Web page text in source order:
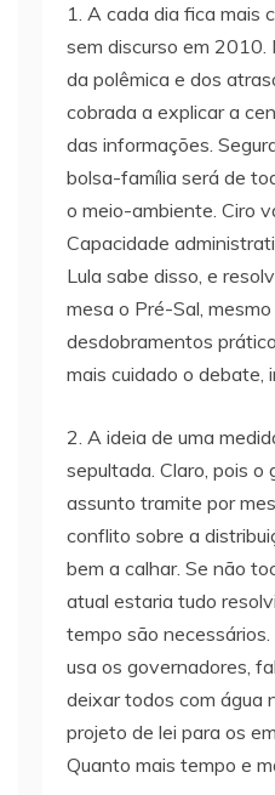
1. A cada dia fica mais
sem discurso em 2010.
da polêmica e dos
cobrada a explicar a
das informações.
bolsa-família será de
o meio-ambiente. Ciro
Capacidade
Lula sabe disso, e
mesa o Pré-Sal,
desdobramentos
mais cuidado o debate,
2. A ideia de uma
sepultada. Claro, pois o
assunto tramite por
conflito sobre a
bem a calhar. Se não
atual estaria tudo
tempo são
usa os governadores,
deixar todos com água
projeto de lei para os
Quanto mais tempo e